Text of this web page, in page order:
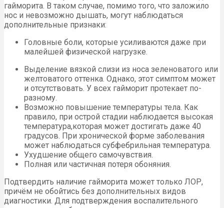
гайморита. В таком случае, помимо того, что заложило
нос и невозможно дышать, могут наблюдаться
дополнительные признаки:
Головные боли, которые усиливаются даже при
малейшей физической нагрузке.
Выделение вязкой слизи из носа зеленоватого или
желтоватого оттенка. Однако, этот симптом может
и отсутствовать. У всех гайморит протекает по-
разному.
Возможно повышение температуры тела. Как
правило, при острой стадии наблюдается высокая
температура,которая может достигать даже 40
градусов. При хронической форме заболевания
может наблюдаться субфебрильная температура.
Ухудшение общего самочувствия.
Полная или частичная потеря обоняния.
Подтвердить наличие гайморита может только ЛОР,
причём не обойтись без дополнительных видов
диагностики. Для подтверждения воспалительного